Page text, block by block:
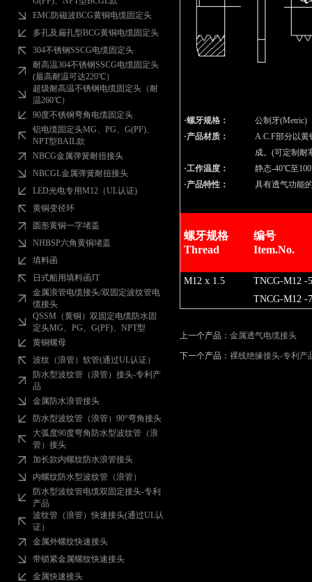
EMC防磁波BCG黄铜电缆固定头
多孔及扁孔型BCG黄铜电缆固定头
304不锈钢SSCG电缆固定头
耐高温304不锈钢SSCG电缆固定头
(最高耐温可达220℃）
超级耐高温不锈钢电缆固定头（耐
温260℃）
90度不锈钢弯角电缆固定头
铝电缆固定头MG、PG、G(PF)、
NPT型BAIL款
NBCG金属弹簧耐扭接头
NBCGL金属弹簧耐扭接头
LED光电专用M12（UL认证)
黄铜变径环
圆形黄铜一字堵盖
NHBSP六角黄铜堵盖
填料函
日式船用填料函JT
金属浪管电缆接头/双固定波纹管电
缆接头
QSSM（黄铜）双固定电缆防水固
定头MG、PG、G(PF)、NPT型
黄铜螺母
波纹（浪管）软管(通过UL认证）
防水型波纹管（浪管）接头-专利产
品
金属防水浪管接头
防水型波纹管（浪管）90°弯角接头
大弧度90度弯角防水型波纹管（浪
管）接头
加长款内螺纹防水浪管接头
内螺纹防水型波纹管（浪管）
防水型波纹管电缆双固定接头-专利
产品
波纹管（浪管）快速接头(通过UL认
证）
金属外螺纹快速接头
带锁紧金属螺纹快速接头
金属快速接头
·螺牙规格：
·产品材质：
·工作温度：
·产品特性：
公制牙(Metric)
A.C.F部分以黄
成。(可定制耐
静态-40℃至
具有透气功能
螺牙规格
Thread
编号
Item.No.
M12 x 1.5
TNCG-M12 -
TNCG-M12 -
上一个产品： 金属透气电缆接头
下一个产品： 裸线绝缘接头-专利产